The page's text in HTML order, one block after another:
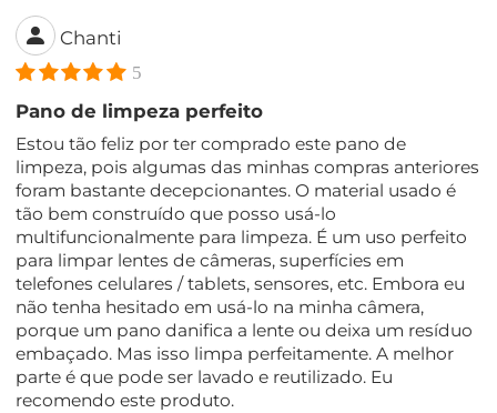
Chanti
5
Pano de limpeza perfeito
Estou tão feliz por ter comprado este pano de
limpeza, pois algumas das minhas compras anteriores
foram bastante decepcionantes. O material usado é
tão bem construído que posso usá-lo
multifuncionalmente para limpeza. É um uso perfeito
para limpar lentes de câmeras, superfícies em
telefones celulares / tablets, sensores, etc. Embora eu
não tenha hesitado em usá-lo na minha câmera,
porque um pano danifica a lente ou deixa um resíduo
embaçado. Mas isso limpa perfeitamente. A melhor
parte é que pode ser lavado e reutilizado. Eu
recomendo este produto.